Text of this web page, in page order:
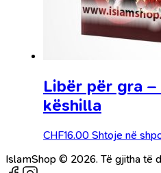
Libër për gra
këshilla
CHF16.00 Shtoje në
IslamShop © 2026. Të gjitha të